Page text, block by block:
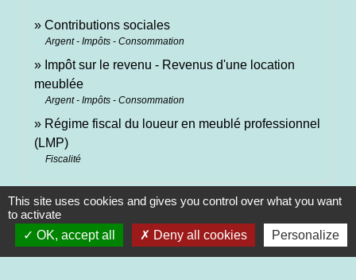
Contributions sociales
Argent - Impôts - Consommation
Impôt sur le revenu - Revenus d'une location
meublée
Argent - Impôts - Consommation
Régime fiscal du loueur en meublé professionnel
(LMP)
Fiscalité
Signaler une erreur sur cette page
This site uses cookies and gives you control over what you want
to activate
OK, accept all
Deny all cookies Personalize